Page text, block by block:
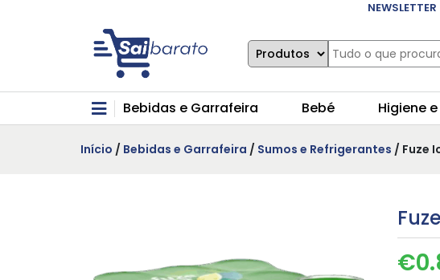
NEWSLETTER
Bebidas e Garrafeira Bebé Higiene
Início / Bebidas e Garrafeira / Sumos e Refrigerantes / Fuze
€